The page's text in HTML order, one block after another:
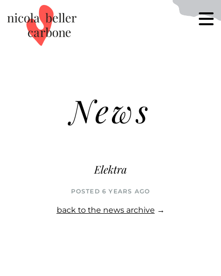
News
Elektra
POSTED 6 YEARS AGO
back to the news archive →